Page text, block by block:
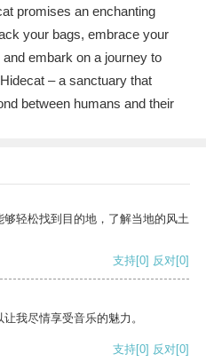
promises an enchanting
your bags, embrace your
embark on a journey to
– a sanctuary that
between humans and their
轻松找到目的地，了解当地的风土
支持[0] 反对[0]
我尽情享受音乐的魅力。
支持[0] 反对[0]